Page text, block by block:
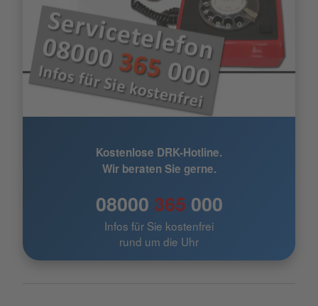
Kostenlose DRK-Hotline.
Wir beraten Sie gerne.
08000 365 000
Infos für Sie kostenfrei
rund um die Uhr